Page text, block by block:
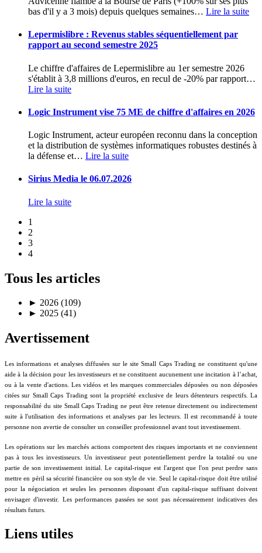
bas d'il y a 3 mois) depuis quelques semaines… Lire la suite
Lepermislibre : Revenus stables séquentiellement par
rapport au second semestre 2025
Le chiffre d'affaires de Lepermislibre au 1er semestre 2026
s'établit à 3,8 millions d'euros, en recul de -20% par rapport…
Lire la suite
Logic Instrument vise 75 ME de chiffre d'affaires en 2026
Logic Instrument, acteur européen reconnu dans la conception
et la distribution de systèmes informatiques robustes destinés à
la défense et… Lire la suite
Sirius Media le 06.07.2026
Lire la suite
1
2
3
4
Tous les articles
► 2026 (109)
► 2025 (41)
Avertissement
Les informations et analyses diffusées sur le site Small Caps Trading ne constituent qu'une
aide à la décision pour les investisseurs et ne constituent aucunement une incitation à l’achat,
ou à la vente d'actions. Les vidéos et les marques commerciales déposées ou non déposées
citées sur Small Caps Trading sont la propriété exclusive de leurs détenteurs respectifs. La
responsabilité du site Small Caps Trading ne peut être retenue directement ou indirectement
suite à l'utilisation des informations et analyses par les lecteurs. Il est recommandé à toute
personne non avertie de consulter un conseiller professionnel avant tout investissement.
Les opérations sur les marchés actions comportent des risques importants et ne conviennent
pas à tous les investisseurs. Un investisseur peut potentiellement perdre la totalité ou une
partie de son investissement initial. Le capital-risque est l'argent que l'on peut perdre sans
mettre en péril sa sécurité financière ou son style de vie. Seul le capital-risque doit être utilisé
pour la négociation et seules les personnes disposant d'un capital-risque suffisant doivent
envisager d'investir. Les performances passées ne sont pas nécessairement indicatives des
résultats futurs.
Liens utiles